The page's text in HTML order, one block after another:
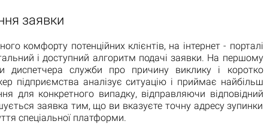
заявки
комфорту потенційних клієнтів, на інтернет - порталі
і доступний алгоритм подачі заявки. На першому
диспетчера служби про причину виклику і коротко
підприємства аналізує ситуацію і приймає найбільш
для конкретного випадку, відправляючи відповідний
заявка тим, що ви вказуєте точну адресу зупинки
спеціальної платформи.